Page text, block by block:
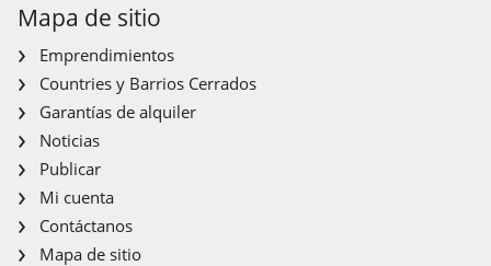
Mapa de sitio
Emprendimientos
Countries y Barrios Cerrados
Garantías de alquiler
Noticias
Publicar
Mi cuenta
Contáctanos
Mapa de sitio